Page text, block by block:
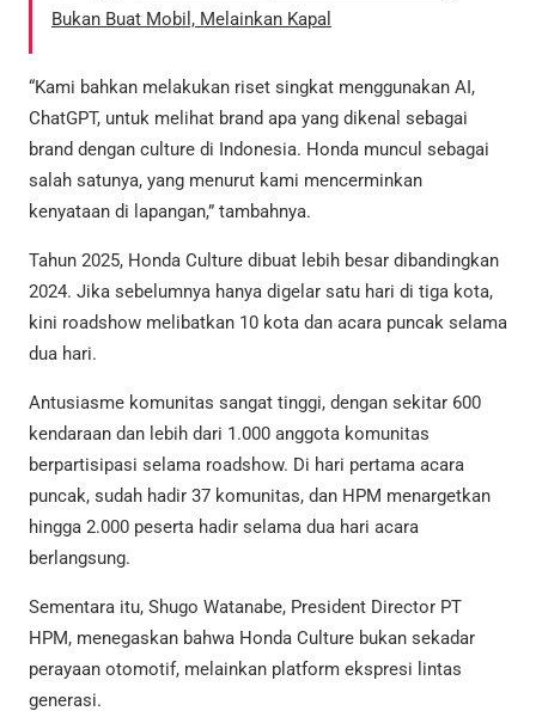
Bukan Buat Mobil, Melainkan Kapal
“Kami bahkan melakukan riset singkat menggunakan AI,
ChatGPT, untuk melihat brand apa yang dikenal sebagai
brand dengan culture di Indonesia. Honda muncul sebagai
salah satunya, yang menurut kami mencerminkan
kenyataan di lapangan,” tambahnya.
Tahun 2025, Honda Culture dibuat lebih besar dibandingkan
2024. Jika sebelumnya hanya digelar satu hari di tiga kota,
kini roadshow melibatkan 10 kota dan acara puncak selama
dua hari.
Antusiasme komunitas sangat tinggi, dengan sekitar 600
kendaraan dan lebih dari 1.000 anggota komunitas
berpartisipasi selama roadshow. Di hari pertama acara
puncak, sudah hadir 37 komunitas, dan HPM menargetkan
hingga 2.000 peserta hadir selama dua hari acara
berlangsung.
Sementara itu, Shugo Watanabe, President Director PT
HPM, menegaskan bahwa Honda Culture bukan sekadar
perayaan otomotif, melainkan platform ekspresi lintas
generasi.